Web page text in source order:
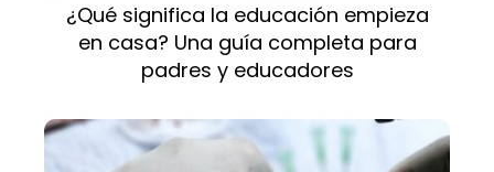
¿Qué significa la educación empieza
en casa? Una guía completa para
padres y educadores